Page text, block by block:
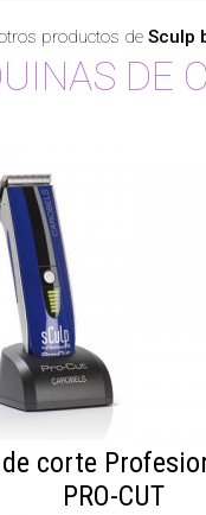
productos de Sculp
DE
corte
PRO-CUT